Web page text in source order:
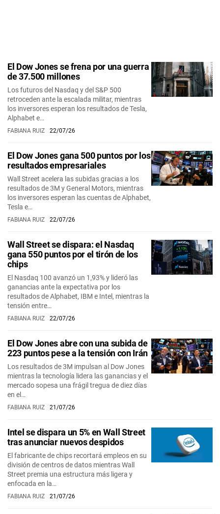
El Dow Jones se frena por una guerra
de 37.500 millones
Los futuros del Nasdaq y del S&P 500
retroceden ante la escalada militar, mientras
los inversores esperan los resultados de Tesla,
Alphabet e…
FABIANA RUIZ 22/07/26
El Dow Jones gana 500 puntos por los
resultados empresariales
Wall Street acelera las subidas gracias a los
resultados de 3M y General Motors, mientras
los inversores esperan las cuentas de Alphabet,
Tesla e…
FABIANA RUIZ 22/07/26
Wall Street se dispara: el Nasdaq
gana 550 puntos por el tirón de los
chips
El Nasdaq 100 avanzó un 1,93% y lideró las
ganancias ante la expectativa por los
resultados de Alphabet, IBM e Intel, mientras la
tensión entre…
FABIANA RUIZ 22/07/26
El Dow Jones abre con una subida de
223 puntos pese a la tensión con Irán
Los resultados de 3M impulsan al Dow Jones
mientras la tecnología lidera las ganancias y el
mercado sopesa una frágil tregua de diez días
en el…
FABIANA RUIZ 21/07/26
Intel se dispara un 5% en Wall Street
tras anunciar nuevos despidos
El fabricante de chips recortará empleos en su
división de centros de datos mientras Wall
Street premia una estructura más ligera y
enfocada en la…
FABIANA RUIZ 21/07/26